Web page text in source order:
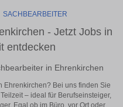
SACHBEARBEITER
- Jetzt Jobs in
entdecken
in Ehrenkirchen
Ehrenkirchen? Bei uns finden Sie
– ideal für Berufseinsteiger,